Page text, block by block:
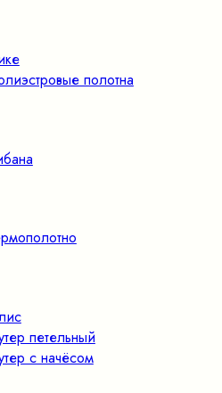
полотна
петельный
с начёсом